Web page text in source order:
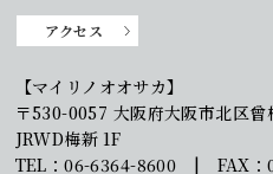
アクセス
【マイリノオオサカ】
〒530-0057 大阪府大阪市北区曾
JRWD梅新 1F
TEL：06-6364-8600 | FAX：